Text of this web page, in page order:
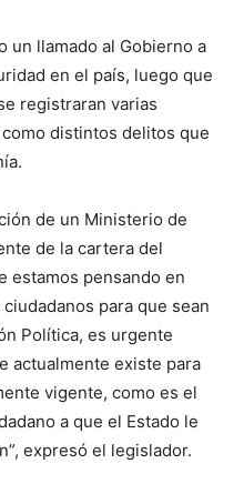
un llamado al Gobierno a
en el país, luego que
registraran varias
distintos delitos que
de un Ministerio de
de la cartera del
estamos pensando en
para que sean
Política, es urgente
actualmente existe para
vigente, como es el
a que el Estado le
expresó el legislador.